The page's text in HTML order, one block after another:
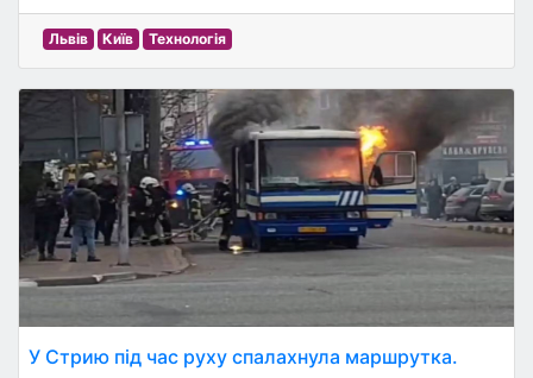
Львів Київ Технологія
У Стрию під час руху спалахнула маршрутка.